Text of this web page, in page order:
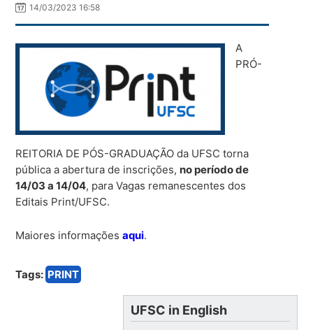
14/03/2023 16:58
A
PRÓ-
REITORIA DE PÓS-GRADUAÇÃO da UFSC torna
pública a abertura de inscrições, no período de
14/03 a 14/04, para Vagas remanescentes dos
Editais Print/UFSC.
Maiores informaçõesaqui.
Tags: PRINT
UFSC in English